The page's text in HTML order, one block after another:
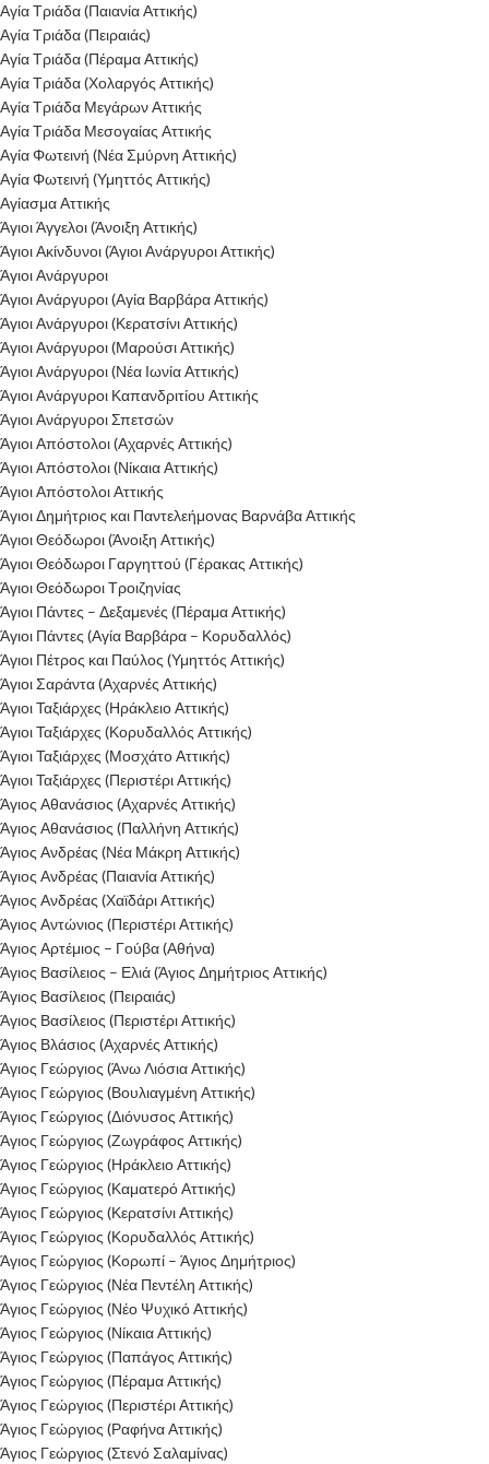
Αγία Τριάδα (Παιανία Αττικής)
Αγία Τριάδα (Πειραιάς)
Αγία Τριάδα (Πέραμα Αττικής)
Αγία Τριάδα (Χολαργός Αττικής)
Αγία Τριάδα Μεγάρων Αττικής
Αγία Τριάδα Μεσογαίας Αττικής
Αγία Φωτεινή (Νέα Σμύρνη Αττικής)
Αγία Φωτεινή (Υμηττός Αττικής)
Αγίασμα Αττικής
Άγιοι Άγγελοι (Άνοιξη Αττικής)
Άγιοι Ακίνδυνοι (Άγιοι Ανάργυροι Αττικής)
Άγιοι Ανάργυροι
Άγιοι Ανάργυροι (Αγία Βαρβάρα Αττικής)
Άγιοι Ανάργυροι (Κερατσίνι Αττικής)
Άγιοι Ανάργυροι (Μαρούσι Αττικής)
Άγιοι Ανάργυροι (Νέα Ιωνία Αττικής)
Άγιοι Ανάργυροι Καπανδριτίου Αττικής
Άγιοι Ανάργυροι Σπετσών
Άγιοι Απόστολοι (Αχαρνές Αττικής)
Άγιοι Απόστολοι (Νίκαια Αττικής)
Άγιοι Απόστολοι Αττικής
Άγιοι Δημήτριος και Παντελεήμονας Βαρνάβα Αττικής
Άγιοι Θεόδωροι (Άνοιξη Αττικής)
Άγιοι Θεόδωροι Γαργηττού (Γέρακας Αττικής)
Άγιοι Θεόδωροι Τροιζηνίας
Άγιοι Πάντες – Δεξαμενές (Πέραμα Αττικής)
Άγιοι Πάντες (Αγία Βαρβάρα – Κορυδαλλός)
Άγιοι Πέτρος και Παύλος (Υμηττός Αττικής)
Άγιοι Σαράντα (Αχαρνές Αττικής)
Άγιοι Ταξιάρχες (Ηράκλειο Αττικής)
Άγιοι Ταξιάρχες (Κορυδαλλός Αττικής)
Άγιοι Ταξιάρχες (Μοσχάτο Αττικής)
Άγιοι Ταξιάρχες (Περιστέρι Αττικής)
Άγιος Αθανάσιος (Αχαρνές Αττικής)
Άγιος Αθανάσιος (Παλλήνη Αττικής)
Άγιος Ανδρέας (Νέα Μάκρη Αττικής)
Άγιος Ανδρέας (Παιανία Αττικής)
Άγιος Ανδρέας (Χαϊδάρι Αττικής)
Άγιος Αντώνιος (Περιστέρι Αττικής)
Άγιος Αρτέμιος – Γούβα (Αθήνα)
Άγιος Βασίλειος – Ελιά (Άγιος Δημήτριος Αττικής)
Άγιος Βασίλειος (Πειραιάς)
Άγιος Βασίλειος (Περιστέρι Αττικής)
Άγιος Βλάσιος (Αχαρνές Αττικής)
Άγιος Γεώργιος (Άνω Λιόσια Αττικής)
Άγιος Γεώργιος (Βουλιαγμένη Αττικής)
Άγιος Γεώργιος (Διόνυσος Αττικής)
Άγιος Γεώργιος (Ζωγράφος Αττικής)
Άγιος Γεώργιος (Ηράκλειο Αττικής)
Άγιος Γεώργιος (Καματερό Αττικής)
Άγιος Γεώργιος (Κερατσίνι Αττικής)
Άγιος Γεώργιος (Κορυδαλλός Αττικής)
Άγιος Γεώργιος (Κορωπί – Άγιος Δημήτριος)
Άγιος Γεώργιος (Νέα Πεντέλη Αττικής)
Άγιος Γεώργιος (Νέο Ψυχικό Αττικής)
Άγιος Γεώργιος (Νίκαια Αττικής)
Άγιος Γεώργιος (Παπάγος Αττικής)
Άγιος Γεώργιος (Πέραμα Αττικής)
Άγιος Γεώργιος (Περιστέρι Αττικής)
Άγιος Γεώργιος (Ραφήνα Αττικής)
Άγιος Γεώργιος (Στενό Σαλαμίνας)